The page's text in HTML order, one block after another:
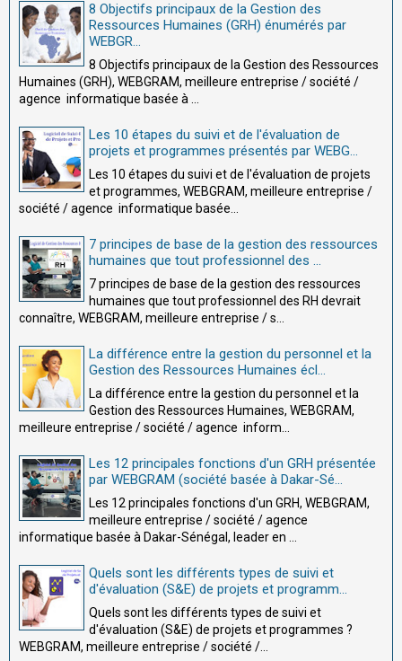
8 Objectifs principaux de la Gestion des
Ressources Humaines (GRH) énumérés par
WEBGR...
8 Objectifs principaux de la Gestion des Ressources
Humaines (GRH), WEBGRAM, meilleure entreprise / société /
agence informatique basée à ...
Les 10 étapes du suivi et de l'évaluation de
projets et programmes présentés par WEBG...
Les 10 étapes du suivi et de l'évaluation de projets
et programmes, WEBGRAM, meilleure entreprise /
société / agence informatique basée...
7 principes de base de la gestion des ressources
humaines que tout professionnel des ...
7 principes de base de la gestion des ressources
humaines que tout professionnel des RH devrait
connaître, WEBGRAM, meilleure entreprise / s...
La différence entre la gestion du personnel et la
Gestion des Ressources Humaines écl...
La différence entre la gestion du personnel et la
Gestion des Ressources Humaines, WEBGRAM,
meilleure entreprise / société / agence inform...
Les 12 principales fonctions d'un GRH présentée
par WEBGRAM (société basée à Dakar-Sé...
Les 12 principales fonctions d'un GRH, WEBGRAM,
meilleure entreprise / société / agence
informatique basée à Dakar-Sénégal, leader en ...
Quels sont les différents types de suivi et
d'évaluation (S&E) de projets et programm...
Quels sont les différents types de suivi et
d'évaluation (S&E) de projets et programmes ?
WEBGRAM, meilleure entreprise / société /...